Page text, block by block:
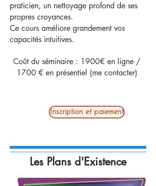
praticien, un nettoyage profond de ses
propres croyances.
Ce cours améliore grandement vos
capacités intuitives.
Coût du séminaire : 1900€ en ligne /
1700 € en présentiel (me contacter)
Inscription et paiement
Les Plans d'Existence